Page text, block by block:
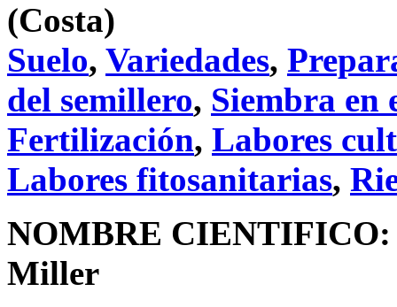
(Costa)
Suelo, Variedades,
del semillero, Siembra en
Fertilización, Labores
Labores fitosanitarias,
NOMBRE CIENTIFICO:
Miller